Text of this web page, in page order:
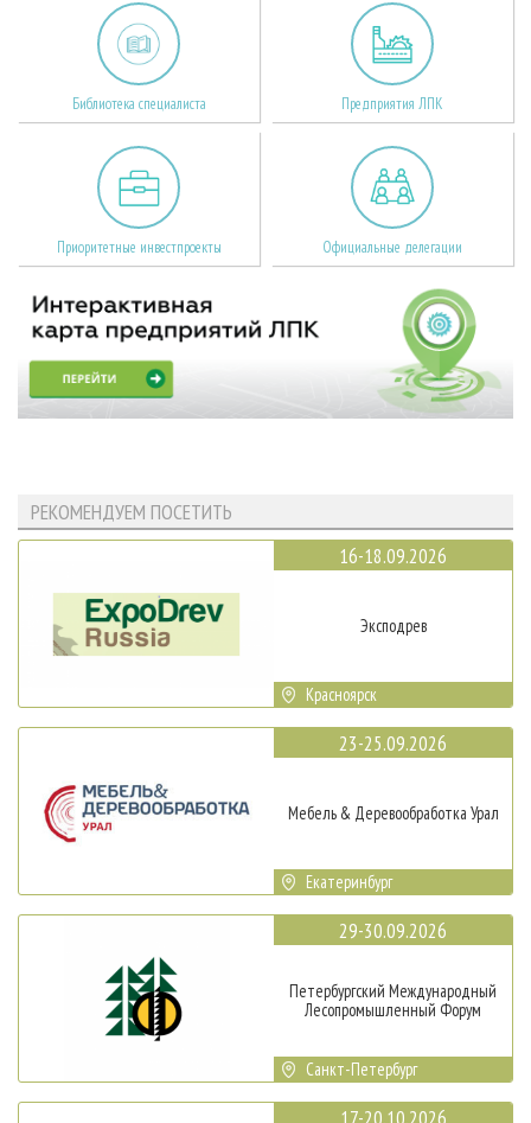
Библиотека специалиста Предприятия ЛПК
Приоритетные инвестпроекты Официальные делегации
РЕКОМЕНДУЕМ ПОСЕТИТЬ
16-18.09.2026
Эксподрев
Красноярск
23-25.09.2026
Мебель & Деревообработка Урал
Екатеринбург
29-30.09.2026
Петербургский Международный
Лесопромышленный Форум
Санкт-Петербург